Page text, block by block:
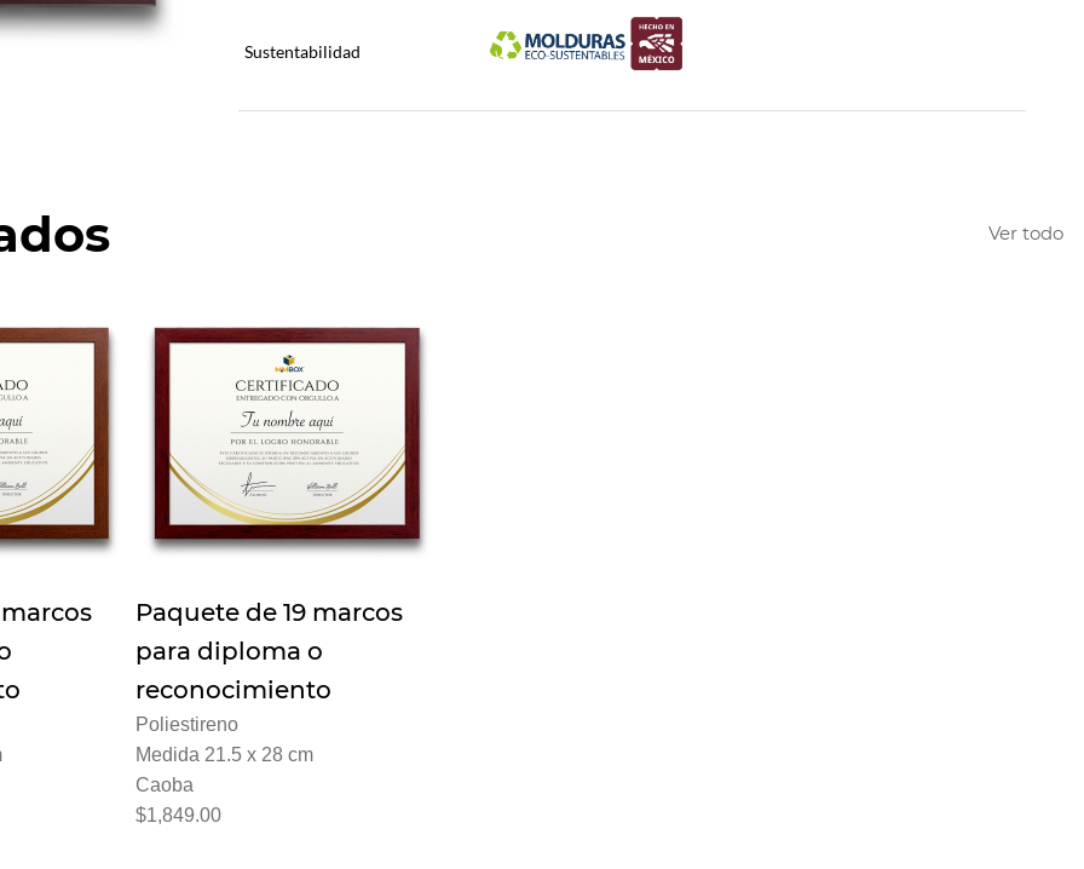
Sustentabilidad
Ver todo
Paquete de 19 marcos
para diploma o
reconocimiento
Poliestireno
Medida 21.5 x 28 cm
Caoba
$1,849.00